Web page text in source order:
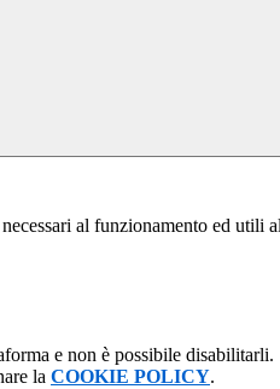
al funzionamento ed utili
e non è possibile disabilitarli.
la COOKIE POLICY.